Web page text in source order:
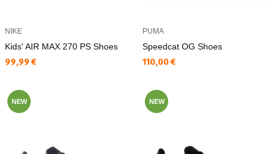
NIKE
Kids' AIR MAX 270 PS Shoes
Текуща цена:
99,99 €
PUMA
Speedcat OG Shoes
Текуща цена:
110,00 €
NEW NEW